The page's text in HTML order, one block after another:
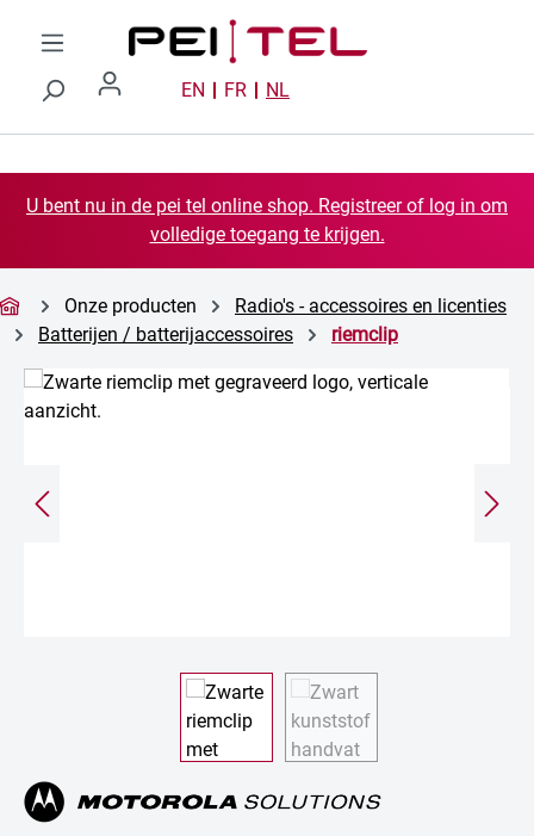
Ga naar de hoofdinhoud
EN FR NL
U bent nu in de pei tel online shop. Registreer of log in om
volledige toegang te krijgen.
Onze producten
Radio's - accessoires en licenties
Batterijen / batterijaccessoires
riemclip
Afbeeldingengalerij overslaan